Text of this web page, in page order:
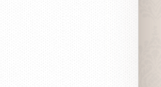
(РТР, 2002)